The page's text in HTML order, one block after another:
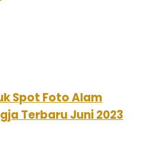
Spot Foto Alam
Terbaru Juni 2023